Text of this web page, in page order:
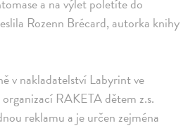
a na výlet poletíte do
Rozenn Brécard, autorka knihy
v nakladatelství Labyrint ve
RAKETA dětem z.s.
reklamu a je určen zejména